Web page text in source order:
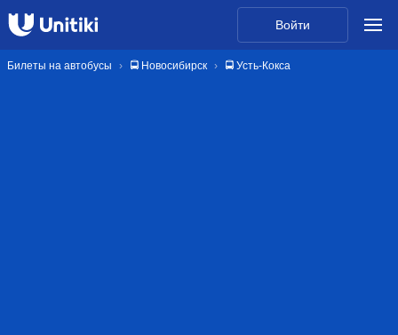
Войти
Билеты на автобусы 🚍 Новосибирск 🚍 Усть-Кокса